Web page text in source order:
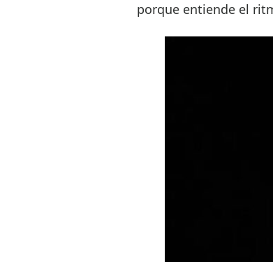
porque entiende el